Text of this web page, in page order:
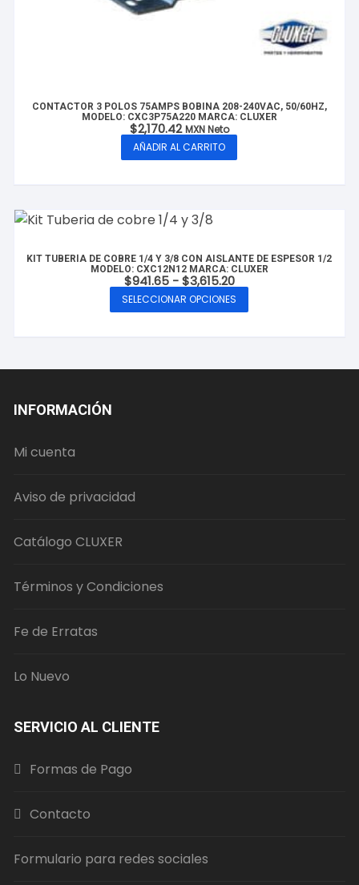
CONTACTOR 3 POLOS 75AMPS BOBINA 208-240VAC, 50/60HZ,
MODELO: CXC3P75A220 MARCA: CLUXER
$2,170.42 MXN Neto
AÑADIR AL CARRITO
KIT TUBERÍA DE COBRE 1/4 Y 3/8 CON AISLANTE DE ESPESOR 1/2
MODELO: CXC12N12 MARCA: CLUXER
$941.65 -$3,615.20Rango
de
precios:
desde
SELECCIONAR OPCIONES
Este
INFORMACIÓN
Mi cuenta
Aviso de privacidad
Catálogo CLUXER
Términos y Condiciones
Fe de Erratas
Lo Nuevo
SERVICIO AL CLIENTE
Formas de Pago
Contacto
Formulario para redes sociales